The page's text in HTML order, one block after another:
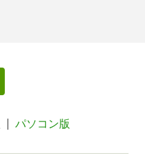
パソコン版